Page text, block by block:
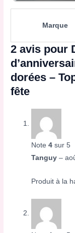
Marque
2 avis pour
dorées –
fête
Note4 sur 5
Tanguy–
Produit à la